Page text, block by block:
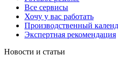
Все сервисы
Хочу у вас работать
Производственный
Экспертная рекомендация
Новости и статьи